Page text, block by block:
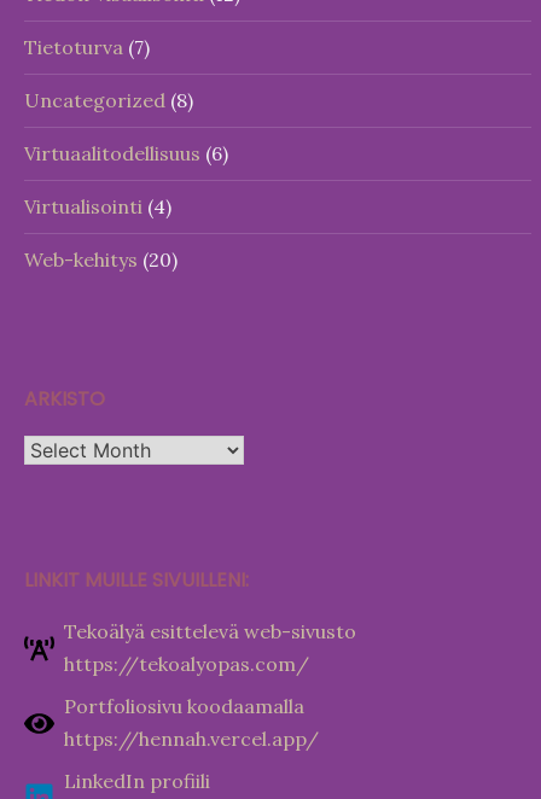
Tietoturva (7)
Uncategorized (8)
Virtuaalitodellisuus (6)
Virtualisointi (4)
Web-kehitys (20)
ARKISTO
Arkisto
LINKIT MUILLE SIVUILLENI:
Tekoälyä esittelevä web-sivusto
https://tekoalyopas.com/
Portfoliosivu koodaamalla
https://hennah.vercel.app/
LinkedIn profiili